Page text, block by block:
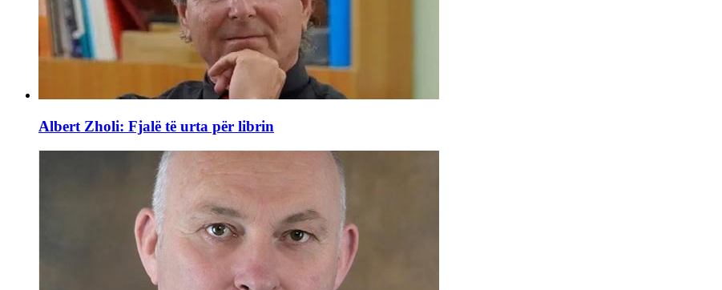
Albert Zholi: Fjalë të urta për librin